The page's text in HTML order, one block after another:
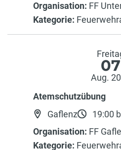
Organisation: FF
Kategorie:
07
Aug.
Atemschutzübung
Gaflenz
19:00
Organisation: FF
Kategorie: